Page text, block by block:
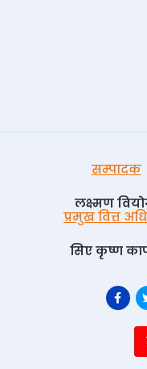
सम्पादक
लक्ष्मण
प्रमुख वित्त
सिए कृष्ण